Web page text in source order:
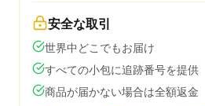
安全な取引
世界中どこでもお届け
すべての小包に追跡番号を提供
商品が届かない場合は全額返金